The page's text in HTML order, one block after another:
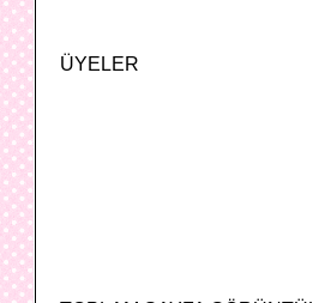
ÜYELER